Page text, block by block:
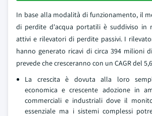
In base alla modalità di funzionamento, il
di perdite d'acqua portatili è suddiviso in
attivi e rilevatori di perdite passivi. I
hanno generato ricavi di circa 394 milioni
prevede che cresceranno con un CAGR del
La crescita è dovuta alla loro
economica e crescente adozione in
commerciali e industriali dove il
essenziale ma i sistemi complessi